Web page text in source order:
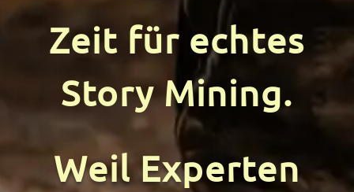
Zeit für echtes
Story Mining.
Weil Experten